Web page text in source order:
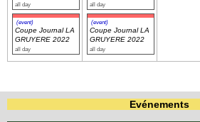
all day
(event)
Coupe Journal LA
GRUYERE 2022
all day
all day
(event)
Coupe Journal LA
GRUYERE 2022
all day
Evénements